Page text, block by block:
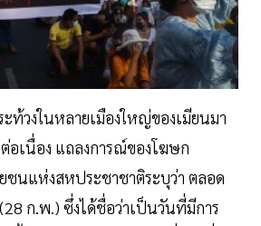
ท้วงในหลายเมืองใหญ่ของเมียนมา
อเนื่อง แถลงการณ์ของโฆษก
นแห่งสหประชาชาติระบุว่า ตลอด
ก.พ.) ซึ่งได้ชื่อว่าเป็นวันที่มีการ